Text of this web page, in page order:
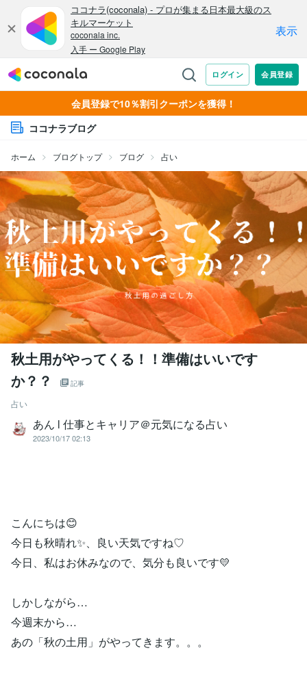
会員登録で10％割引クーポンを獲得！
ココナラブログ
ホーム ブログトップ ブログ 占い
秋土用がやってくる！！準備はいいです
か？？
記事
占い
あん l 仕事とキャリア＠元気になる占い
2023/10/17 02:13
こんにちは😊
今日も秋晴れ✨、良い天気ですね♡
今日、私はお休みなので、気分も良いです💛
しかしながら…
今週末から…
あの「秋の土用」がやってきます。。。